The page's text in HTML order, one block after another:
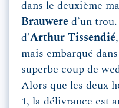
dans le deuxième
Brauwere d’un
d’Arthur Tissendié
mais embarqué
superbe coup de
Alors que les deux
1, la délivrance est